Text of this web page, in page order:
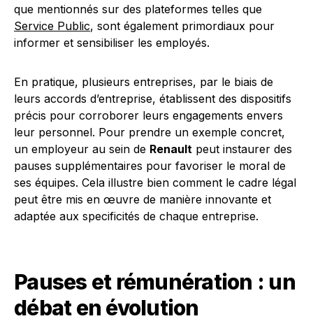
que mentionnés sur des plateformes telles que
Service Public, sont également primordiaux pour
informer et sensibiliser les employés.
En pratique, plusieurs entreprises, par le biais de
leurs accords d’entreprise, établissent des dispositifs
précis pour corroborer leurs engagements envers
leur personnel. Pour prendre un exemple concret,
un employeur au sein de Renault peut instaurer des
pauses supplémentaires pour favoriser le moral de
ses équipes. Cela illustre bien comment le cadre légal
peut être mis en œuvre de manière innovante et
adaptée aux specificités de chaque entreprise.
Pauses et rémunération : un
débat en évolution